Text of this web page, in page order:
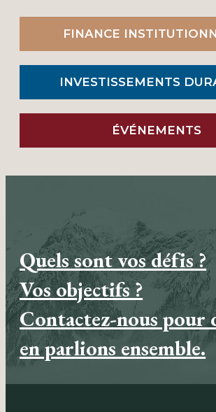
FINANCE
INVESTISSEMENTS
ÉVÉNEMENTS
Quels sont vos défis ?
Vos objectifs ?
Contactez-nous pour
en parlions ensemble.